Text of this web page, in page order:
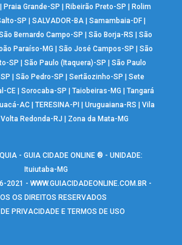
Praia Grande-SP Ribeirão Preto-SP
Rolim
SP |SALVADOR-BA |Samambaia-DF
Bernardo Campo-SP São Borja-RS
São
Paraíso-MG São José Campos-SP
São
SP
São Paulo (Itaquera)-SP
São Paulo
São Pedro-SP Sertãozinho-SP
Sete
CE |Sorocaba-SP |Taiobeiras-MG |Tangará
AC| TERESINA-PI Uruguaiana-RS
Vila
Volta Redonda-RJ Zona da Mata-MG
- GUIA CIDADE ONLINE ® - UNIDADE:
Ituiutaba-MG
2021 -WWW.GUIACIDADEONLINE.COM.BR -
OS DIREITOS RESERVADOS
PRIVACIDADE E TERMOS DE USO